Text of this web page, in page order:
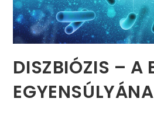
DISZBIÓZIS – A